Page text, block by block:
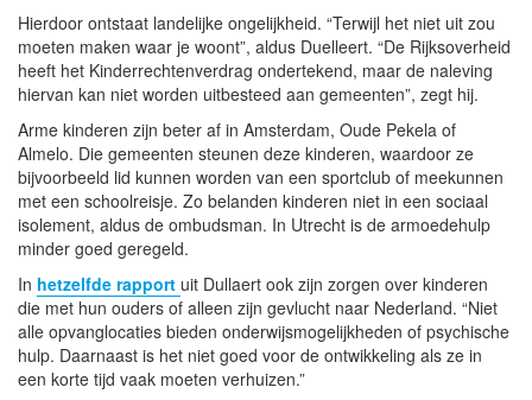
Hierdoor ontstaat landelijke ongelijkheid. “Terwijl het niet uit zou
moeten maken waar je woont”, aldus Duelleert. “De Rijksoverheid
heeft het Kinderrechtenverdrag ondertekend, maar de naleving
hiervan kan niet worden uitbesteed aan gemeenten”, zegt hij.
Arme kinderen zijn beter af in Amsterdam, Oude Pekela of
Almelo. Die gemeenten steunen deze kinderen, waardoor ze
bijvoorbeeld lid kunnen worden van een sportclub of meekunnen
met een schoolreisje. Zo belanden kinderen niet in een sociaal
isolement, aldus de ombudsman. In Utrecht is de armoedehulp
minder goed geregeld.
In hetzelfde rapport uit Dullaert ook zijn zorgen over kinderen
die met hun ouders of alleen zijn gevlucht naar Nederland. “Niet
alle opvanglocaties bieden onderwijsmogelijkheden of psychische
hulp. Daarnaast is het niet goed voor de ontwikkeling als ze in
een korte tijd vaak moeten verhuizen.”